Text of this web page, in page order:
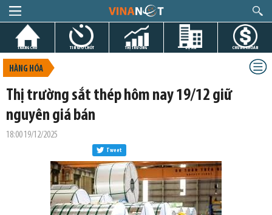
TRANG CHỦ TIN GIỜ CHÓT THỊ TRƯỜNG DỰ ÁN CHỨNG KHOÁN
HÀNG HÓA
Thị trường sắt thép hôm nay 19/12 giữ
nguyên giá bán
18:00 19/12/2025
Tweet